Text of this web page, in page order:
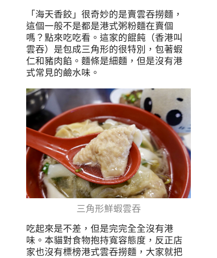
「海天香餃」很奇妙的是賣雲吞撈麵，
這個一般不是都是港式粥粉麵在賣個
嗎？點來吃吃看。這家的餛飩（香港叫
雲吞）是包成三角形的很特別，包著蝦
仁和豬肉餡。麵條是細麵，但是沒有港
式常見的鹼水味。
三角形鮮蝦雲吞
吃起來是不差，但是完完全全沒有港
味。本貓對食物抱持寬容態度，反正店
家也沒有標榜港式雲吞撈麵，大家就把